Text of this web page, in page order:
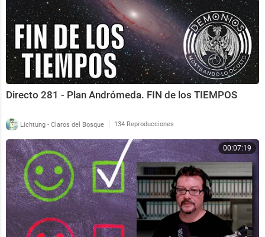
Directo 281 - Plan Andrómeda. FIN de los TIEMPOS
Lichtung - Claros del Bosque | 134 Reproducciones
00:07:19